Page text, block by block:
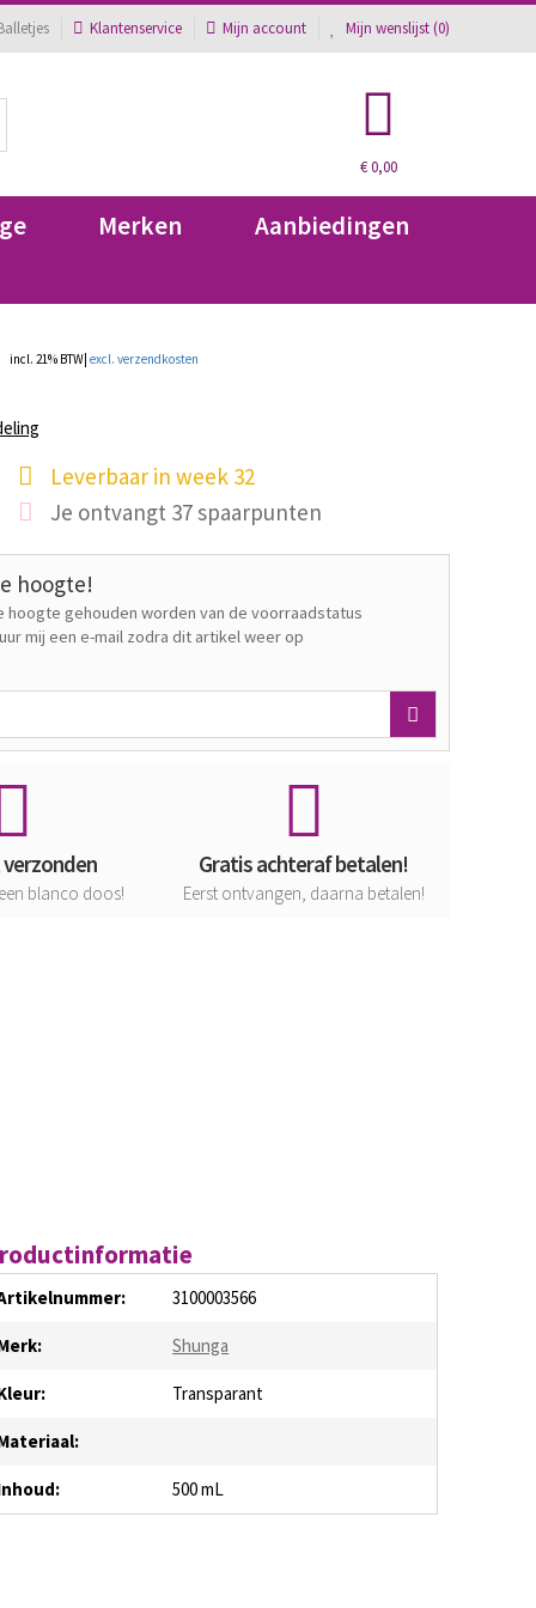
Klantenservice Mijn account Mijn wenslijst (0)
€ 0,00
Merken Aanbiedingen
incl. 21% BTW| excl. verzendkosten
Leverbaar in week 32
Je ontvangt 37 spaarpunten
hoogte!
hoogte gehouden worden van de voorraadstatus
mij een e-mail zodra dit artikel weer op
blanco doos!
Gratis achteraf betalen!
Eerst ontvangen, daarna betalen!
3100003566
Shunga
Transparant
500 mL